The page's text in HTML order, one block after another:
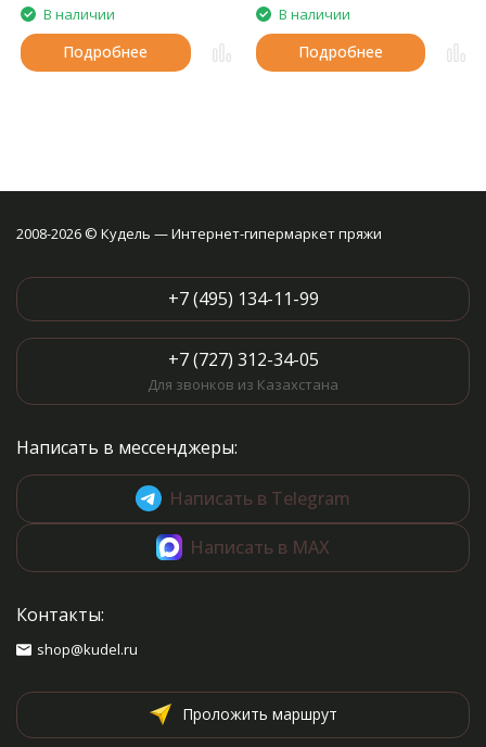
В наличии
Подробнее
В наличии
Подробнее
2008-2026 © Кудель — Интернет-гипермаркет пряжи
+7 (495) 134-11-99
+7 (727) 312-34-05
Для звонков из Казахстана
Написать в мессенджеры:
Написать в Telegram
Написать в MAX
Контакты:
shop@kudel.ru
Проложить маршрут